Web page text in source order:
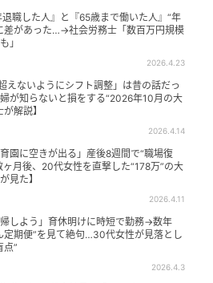
退職した人』と『65歳まで働いた人』“年
差があった…→社会労務士「数百万円規模
」
2026.4.23
えないようにシフト調整」は昔の話だっ
が知らないと損をする“2026年10月の大
解説】
2026.4.14
育園に空きが出る」産後8週間で“職場復
月後、20代女性を直撃した“178万”の大
見た】
2026.4.11
帰しよう」育休明けに時短で勤務→数年
定期便”を見て絶句…30代女性が見落とし
点”
2026.4.3